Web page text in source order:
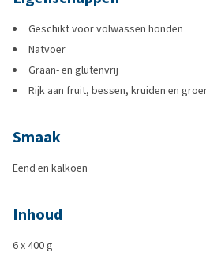
Geschikt voor volwassen honden
Natvoer
Graan- en glutenvrij
Rijk aan fruit, bessen, kruiden en
Smaak
Eend en kalkoen
Inhoud
6 x 400 g